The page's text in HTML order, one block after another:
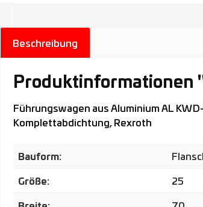
Beschreibung
Produktinformationen
Führungswagen aus Aluminium AL
Komplettabdichtung, Rexroth
Bauform:
Größe: 25